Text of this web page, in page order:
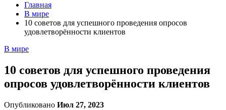
Главная
В мире
10 советов для успешного проведения опросов
удовлетворённости клиентов
В мире
10 советов для успешного проведения
опросов удовлетворённости клиентов
Опубликовано Июл 27, 2023